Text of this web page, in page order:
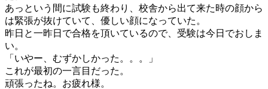
あっという間に試験も終わり、校舎から出て来た時の顔から
は緊張が抜けていて、優しい顔になっていた。
昨日と一昨日で合格を頂いているので、受験は今日でおしま
い。
「いやー、むずかしかった。。。」
これが最初の一言目だった。
頑張ったね。お疲れ様。